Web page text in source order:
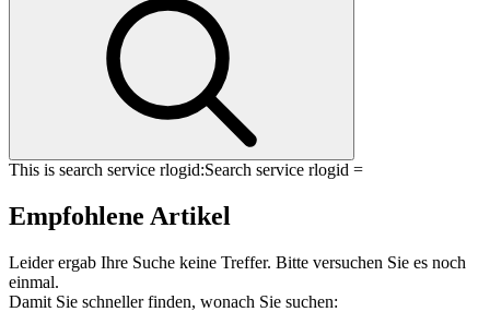
This is search service rlogid:Search service rlogid =
Empfohlene Artikel
Leider ergab Ihre Suche keine Treffer. Bitte versuchen Sie es noch
einmal.
Damit Sie schneller finden, wonach Sie suchen: